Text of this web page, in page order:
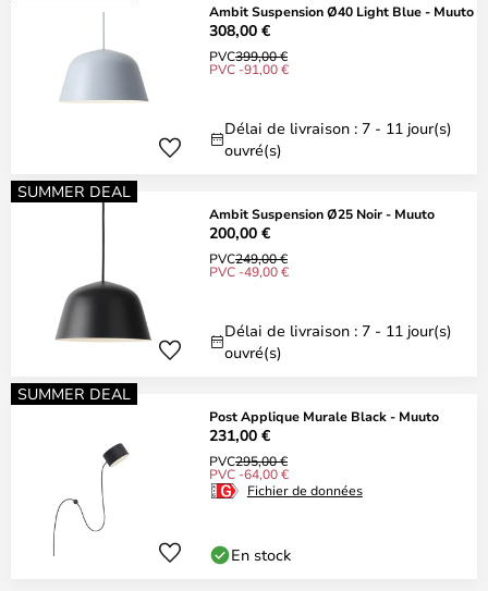
Ambit Suspension Ø40 Light Blue - Muuto
308,00 €
PVC399,00 €
PVC -91,00 €
Délai de livraison : 7 - 11 jour(s)
ouvré(s)
SUMMER DEAL
Ambit Suspension Ø25 Noir - Muuto
200,00 €
PVC249,00 €
PVC -49,00 €
Délai de livraison : 7 - 11 jour(s)
ouvré(s)
SUMMER DEAL
Post Applique Murale Black - Muuto
231,00 €
PVC295,00 €
PVC -64,00 €
Fichier de données
En stock